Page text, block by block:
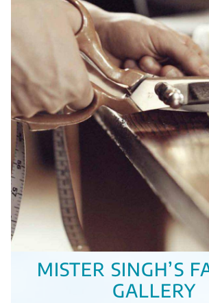
MISTER SINGH’S
GALLERY